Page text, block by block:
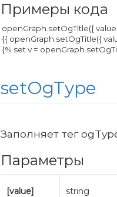
Примеры кода
setOgType
Заполняет тег
Параметры
[value] string